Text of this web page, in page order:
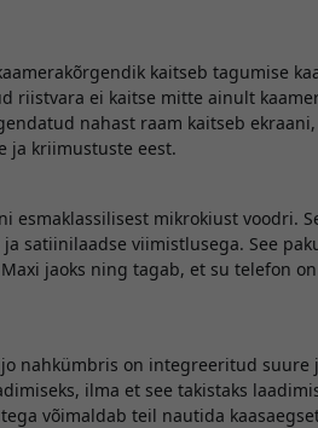
kaitseb tagumise
riistvara ei kaitse mitte ainult
nahast raam kaitseb
ja kriimustuste eest.
esmaklassilisest mikrokiust voodri.
satiinilaadse viimistlusega. See
jaoks ning tagab, et su telefon
nahkümbris on integreeritud suure
ilma et see takistaks
võimaldab teil nautida